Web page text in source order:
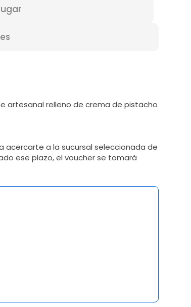
artesanal relleno de crema de pistacho
acercarte a la sucursal seleccionada de
ese plazo, el voucher se tomará